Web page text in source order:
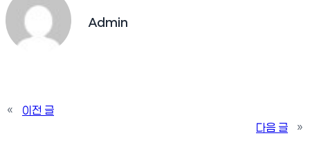
Admin
«
이전 글
다음 글
»